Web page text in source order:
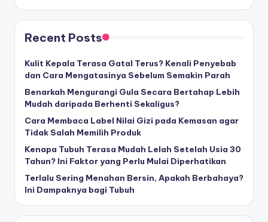
Recent Posts
Kulit Kepala Terasa Gatal Terus? Kenali Penyebab
dan Cara Mengatasinya Sebelum Semakin Parah
Benarkah Mengurangi Gula Secara Bertahap Lebih
Mudah daripada Berhenti Sekaligus?
Cara Membaca Label Nilai Gizi pada Kemasan agar
Tidak Salah Memilih Produk
Kenapa Tubuh Terasa Mudah Lelah Setelah Usia 30
Tahun? Ini Faktor yang Perlu Mulai Diperhatikan
Terlalu Sering Menahan Bersin, Apakah Berbahaya?
Ini Dampaknya bagi Tubuh